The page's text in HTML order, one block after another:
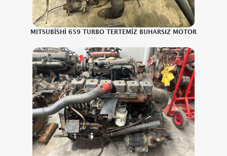
MITSUBİSHİ 659 TURBO TERTEMİZ BUHARSIZ MOTOR